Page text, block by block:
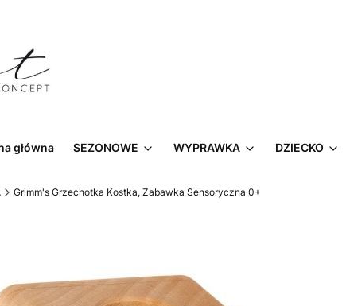
główna SEZONOWE WYPRAWKA DZIECKO
Grimm's Grzechotka Kostka, Zabawka Sensoryczna 0+